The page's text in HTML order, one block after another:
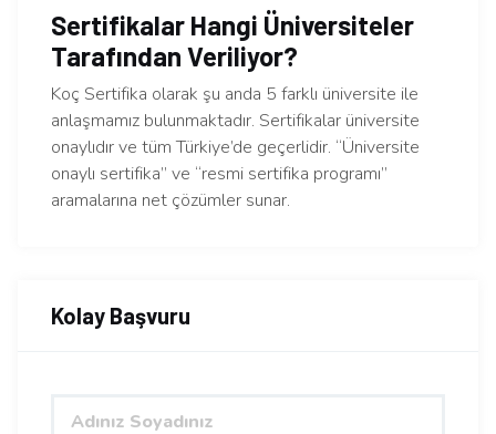
Sertifikalar Hangi Üniversiteler
Tarafından Veriliyor?
Koç Sertifika olarak şu anda 5 farklı üniversite ile
anlaşmamız bulunmaktadır. Sertifikalar üniversite
onaylıdır ve tüm Türkiye’de geçerlidir. “Üniversite
onaylı sertifika” ve “resmi sertifika programı”
aramalarına net çözümler sunar.
Kolay Başvuru